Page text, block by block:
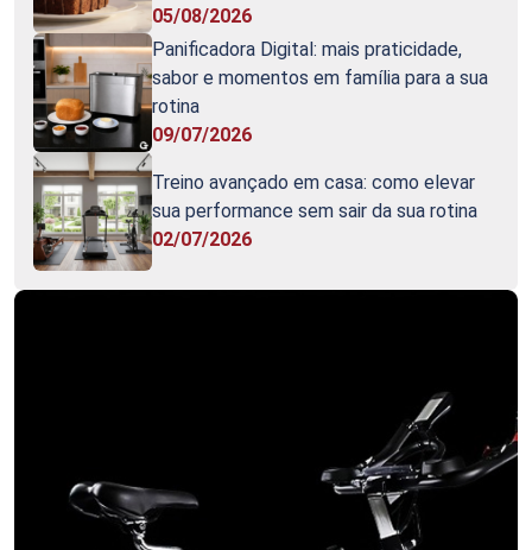
05/08/2026
Panificadora Digital: mais praticidade,
sabor e momentos em família para a sua
rotina
09/07/2026
Treino avançado em casa: como elevar
sua performance sem sair da sua rotina
02/07/2026